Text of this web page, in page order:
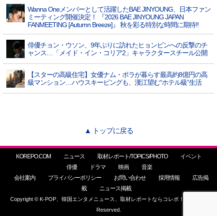
Wanna Oneメンバーとして活躍したBAE JINYOUNG、日本ファン
ミーティング開催決定！ 『2026 BAE JINYOUNG JAPAN
FANMEETING [Autumn Breeze]』 秋を彩る特別な時間に期待!!
俳優チョン・ウソン、9年ぶりに訪れたヒョンビンへの反撃のチ
ャンス…「メイド・イン・コリア2」キャラクタースチール公開
【スターの高級住宅】女優ナム・ボラが暮らす最高約8億円の高
級マンション…ハウスキーピングも、漢江望む“ホテル級”生活
▲ トップに戻る
KOREPO.COM ニュース 取材レポート/TOPICS/PHOTO
イベント
俳優
ドラマ 映画
音楽
会社案内
プライバシーポリシー お問い合わせ 採用情報
広告掲
載
ニュース掲載
Copyright © K-POP、韓国エンタメニュース、取材レポートならコレポ！ All Rights
Reserved.